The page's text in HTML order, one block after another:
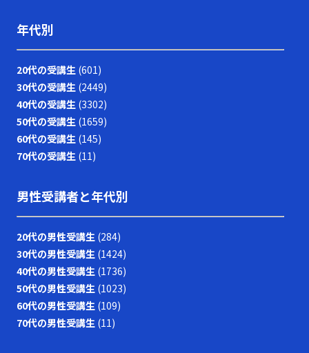
年代別
20代の受講生 (601)
30代の受講生 (2449)
40代の受講生 (3302)
50代の受講生 (1659)
60代の受講生 (145)
70代の受講生 (11)
男性受講者と年代別
20代の男性受講生 (284)
30代の男性受講生 (1424)
40代の男性受講生 (1736)
50代の男性受講生 (1023)
60代の男性受講生 (109)
70代の男性受講生 (11)